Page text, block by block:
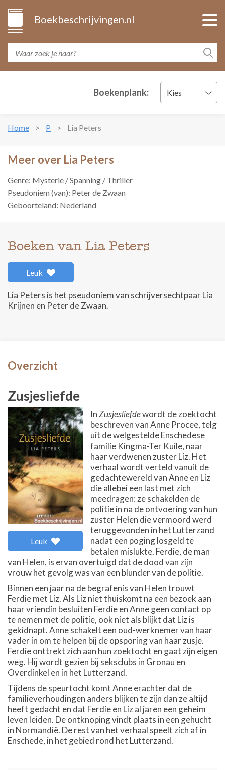
Boekbeschrijvingen.nl
Boekenplank: Kies
Home P Lia Peters
Meer over Lia Peters
Genre: Mysterie / Spanning / Thriller
Pseudoniem (van): Peter de Zwaan
Geboorteland: Nederland
Boeken van Lia Peters
Leuk
Lia Peters is het pseudoniem van schrijversechtpaar Lia
Krijnen en Peter de Zwaan.
Overzicht
Zusjesliefde
Leuk
InZusjesliefdewordt de zoektocht
beschreven van Anne Procee, telg
uit de welgestelde Enschedese
familie Kingma-Ter Kuile, naar
haar verdwenen zuster Liz. Het
verhaal wordt verteld vanuit de
gedachtewereld van Anne en Liz
die allebei een last met zich
meedragen: ze schakelden de
politie in na de ontvoering van hun
zuster Helen die vermoord werd
teruggevonden in het Lutterzand
nadat een poging losgeld te
betalen mislukte. Ferdie, de man
van Helen, is ervan overtuigd dat de dood van zijn
vrouw het gevolg was van een blunder van de politie.
Binnen een jaar na de begrafenis van Helen trouwt
Ferdie met Liz. Als Liz niet thuiskomt na een bezoek aan
haar vriendin besluiten Ferdie en Anne geen contact op
te nemen met de politie, ook niet als blijkt dat Liz is
gekidnapt. Anne schakelt een oud-werknemer van haar
vader in om te helpen bij de opsporing van haar zusje.
Ferdie onttrekt zich aan hun zoektocht en gaat zijn eigen
weg. Hij wordt gezien bij seksclubs in Gronau en
Overdinkel en in het Lutterzand.
Tijdens de speurtocht komt Anne erachter dat de
familieverhoudingen anders blijken te zijn dan ze altijd
heeft gedacht en dat Ferdie en Liz al jaren een geheim
leven leiden. De ontknoping vindt plaats in een gehucht
in Normandië. De rest van het verhaal speelt zich af in
Enschede, in het gebied rond het Lutterzand.